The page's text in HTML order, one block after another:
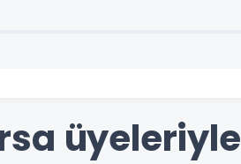
üyeleriyle